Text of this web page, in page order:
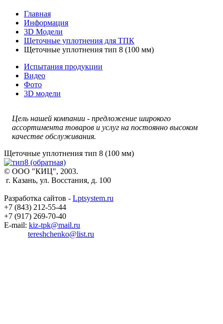
Главная
Информация
3D Модели
Щеточные уплотнения для ТПК
Щеточные уплотнения тип 8 (100 мм)
Испытания продукции
Видео
Фото
3D модели
Цель нашей компании - предложение широкого
ассортимента товаров и услуг на постоянно высоком
качестве обслуживания.
Щеточные уплотнения тип 8 (100 мм)
© ООО "КИЦ", 2003.
г. Казань, ул. Восстания, д. 100
Разработка сайтов - Lptsystem.ru
+7 (843) 212-55-44
+7 (917) 269-70-40
E-mail: kiz-tpk@mail.ru
tereshchenko@list.ru